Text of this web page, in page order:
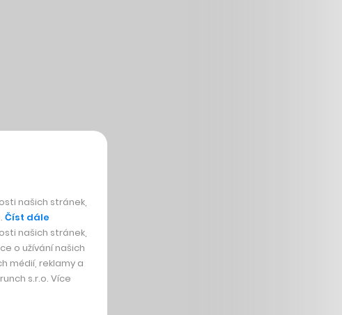
našich stránek,
Číst dále
našich stránek,
o užívání našich
médií, reklamy a
s.r.o. Více